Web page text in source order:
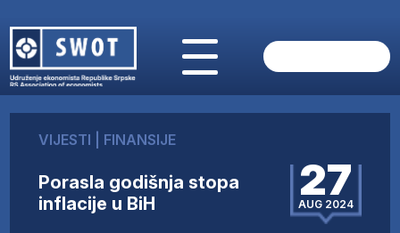
O NAMA
AKTUELNO
ANALIZE
VIJESTI FINANSIJE
Porasla godišnja stopa
inflacije u BiH
27
AUG 2024